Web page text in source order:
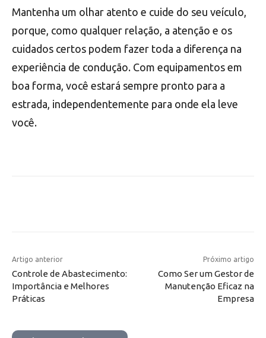
Mantenha um olhar atento e cuide do seu veículo,
porque, como qualquer relação, a atenção e os
cuidados certos podem fazer toda a diferença na
experiência de condução. Com equipamentos em
boa forma, você estará sempre pronto para a
estrada, independentemente para onde ela leve
você.
Artigo anterior
Controle de Abastecimento:
Importância e Melhores
Práticas
Próximo artigo
Como Ser um Gestor de
Manutenção Eficaz na
Empresa